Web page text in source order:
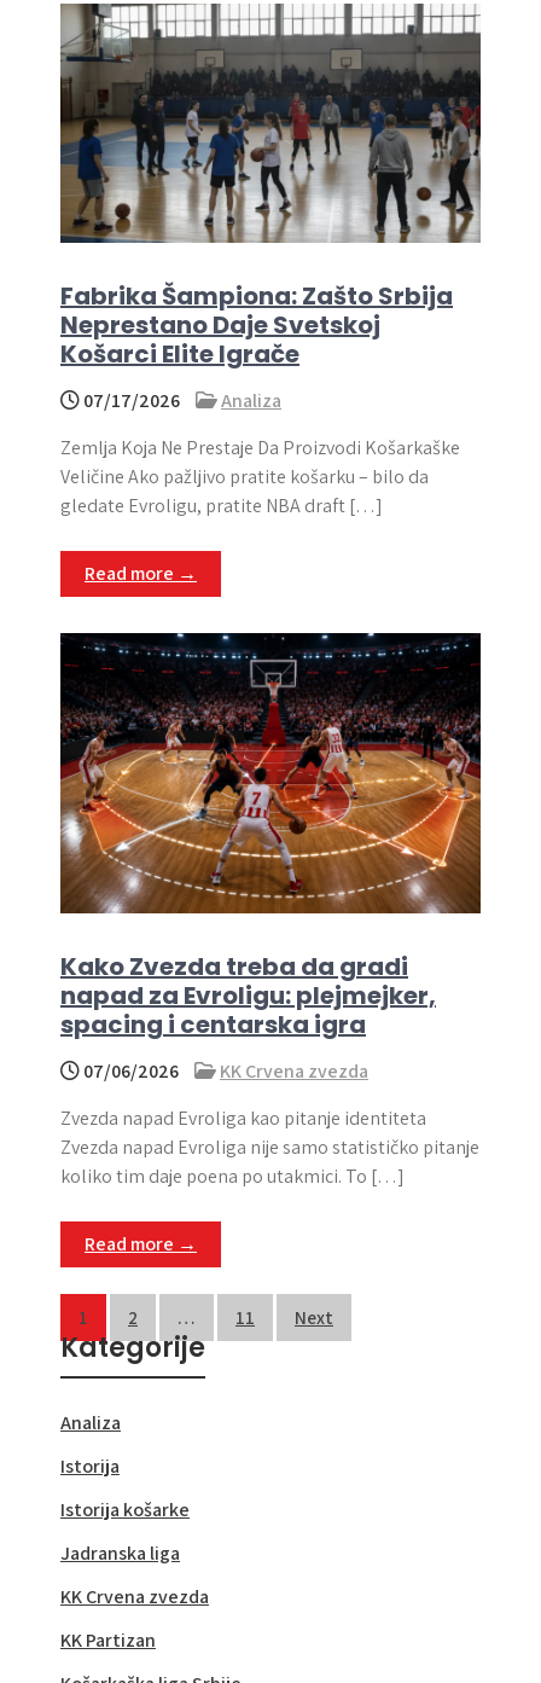
Fabrika Šampiona: Zašto Srbija
Neprestano Daje Svetskoj
Košarci Elite Igrače
07/17/2026
Analiza
Zemlja Koja Ne Prestaje Da Proizvodi Košarkaške
Veličine Ako pažljivo pratite košarku – bilo da
gledate Evroligu, pratite NBA draft […]
Read more →
Kako Zvezda treba da gradi
napad za Evroligu: plejmejker,
spacing i centarska igra
07/06/2026
KK Crvena zvezda
Zvezda napad Evroliga kao pitanje identiteta
Zvezda napad Evroliga nije samo statističko pitanje
koliko tim daje poena po utakmici. To […]
Read more →
Posts
pagination
1 2 … 11 Next
Kategorije
Analiza
Istorija
Istorija košarke
Jadranska liga
KK Crvena zvezda
KK Partizan